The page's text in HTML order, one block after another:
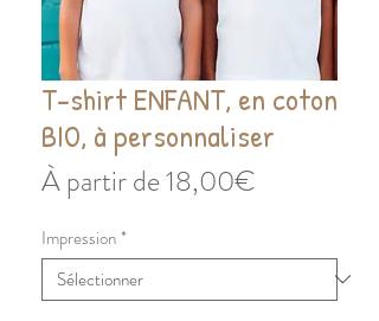
T-shirt ENFANT, en coton
BIO, à personnaliser
À partir de18,00€
Impression*